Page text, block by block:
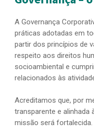
A Governança
práticas adotadas em
partir dos princípios de
respeito aos direitos
socioambiental e
relacionados às
Acreditamos que, por
transparente e alinhada
missão será